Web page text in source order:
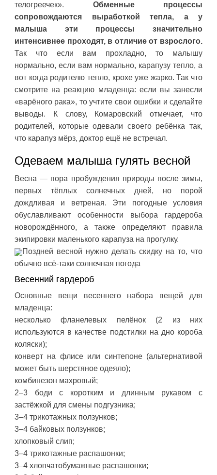
телогреечек». Обменные процессы
сопровождаются выработкой тепла, а у
малыша эти процессы значительно
интенсивнее проходят, в отличие от взрослого.
Так что если вам прохладно, то малышу
нормально, если вам нормально, карапузу тепло, а
вот когда родителю тепло, крохе уже жарко. Так что
смотрите на реакцию младенца: если вы занесли
«варёного рака», то учтите свои ошибки и сделайте
выводы. К слову, Комаровский отмечает, что
родителей, которые одевали своего ребёнка так,
что карапуз мёрз, доктор ещё не встречал.
Одеваем малыша гулять весной
Весна — пора пробуждения природы после зимы,
первых тёплых солнечных дней, но порой
дождливая и ветреная. Эти погодные условия
обуславливают особенности выбора гардероба
новорождённого, а также определяют правила
экипировки маленького карапуза на прогулку.
Поздней весной нужно делать скидку на то, что
обычно всё-таки солнечная погода
Весенний гардероб
Основные вещи весеннего набора вещей для
младенца:
несколько фланелевых пелёнок (2 из них
используются в качестве подстилки на дно короба
коляски);
конверт на флисе или синтепоне (альтернативой
может быть шерстяное одеяло);
комбинезон махровый;
2–3 боди с коротким и длинным рукавом с
застёжкой для смены подгузника;
3–4 трикотажных ползунков;
3–4 байковых ползунков;
хлопковый слип;
3–4 трикотажные распашонки;
3–4 хлопчатобумажные распашонки;